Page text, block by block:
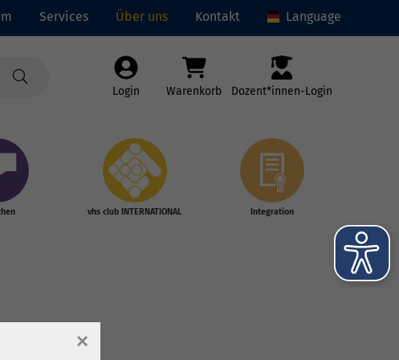
Services Über uns Kontakt Language
Login Warenkorb Dozent*innen-Login
vhs club INTERNATIONAL Integration
×